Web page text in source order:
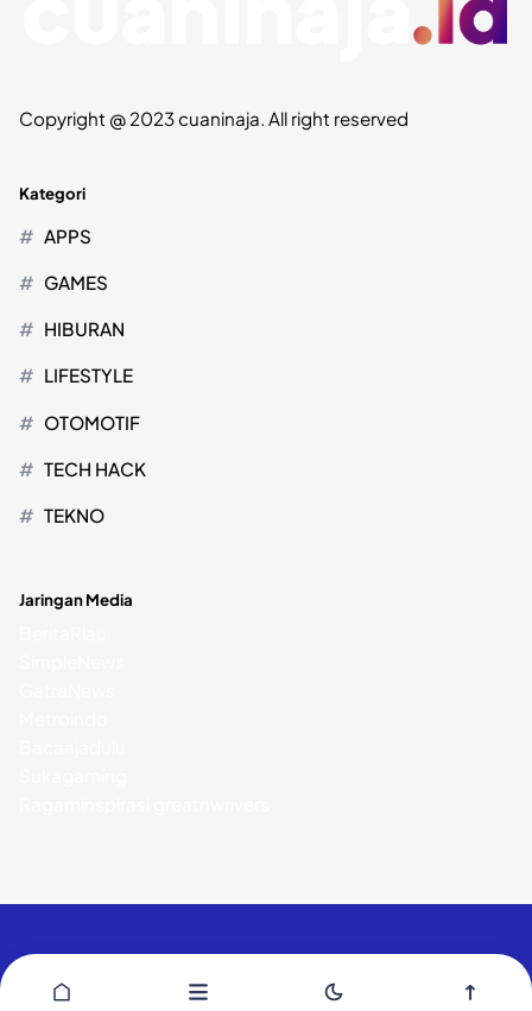
Copyright @ 2023 cuaninaja. All right reserved
Kategori
APPS
GAMES
HIBURAN
LIFESTYLE
OTOMOTIF
TECH HACK
TEKNO
Jaringan Media